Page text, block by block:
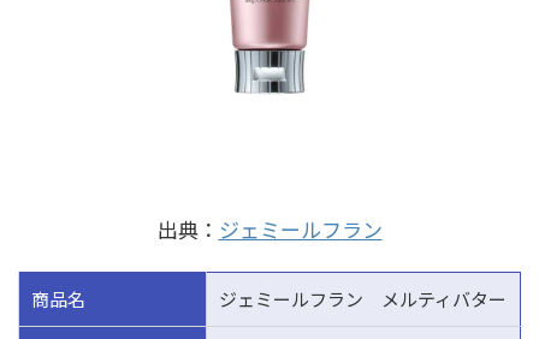
出典： ジェミールフラン
商品名 ジェミールフラン メルティバター